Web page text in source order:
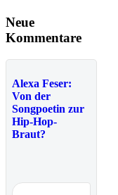
Neue
Kommentare
Alexa Feser:
Von der
Songpoetin zur
Hip-Hop-
Braut?